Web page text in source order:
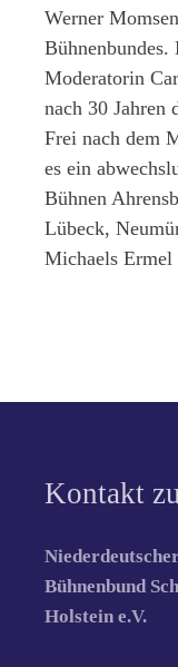
Werner
Moderatorin
nach 30 Jahren
Frei nach dem
es ein
Bühnen
Lübeck,
Michaels Ermel
Kontakt
Bühnenbund
Holstein e.V.